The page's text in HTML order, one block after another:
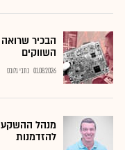
הבכיר
השווקים
01.08.2026 כתבי גלובס
מנהל
להזדמנות